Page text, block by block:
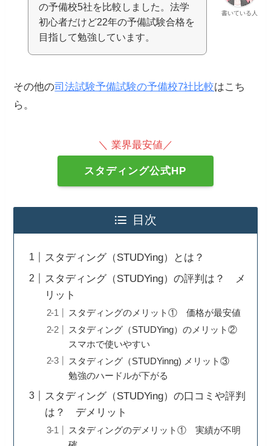
書いている人
の予備校5社を比較しました。法学
初心者だけど22年の予備試験合格を
目指して勉強しています。
その他の司法試験予備試験の予備校7社比較はこち
ら。
＼ 業界最安値／
スタディング公式HP
目次
スタディング（STUDYing）とは？
スタディング（STUDYing）の評判は？ メ
リット
スタディングのメリット① 価格が最安値
スタディング（STUDYing）のメリット②
スマホで使いやすい
スタディング（STUDYinng) メリット③
勉強のハードルが下がる
スタディング（STUDYing）の口コミや評判
は？ デメリット
スタディングのデメリット① 実績が不明